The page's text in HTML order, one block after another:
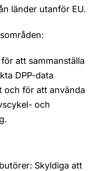
länder utanför EU.
att sammanställa
DPP-data
och för att använda
och
.
Skyldiga att